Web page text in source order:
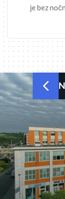
je bez